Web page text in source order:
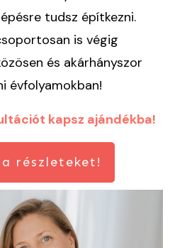
tudsz építkezni.
is végig
és akárhányszor
évfolyamokban!
kapsz ajándékba!
a részleteket!